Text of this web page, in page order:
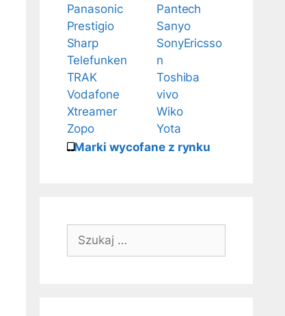
Panasonic
Prestigio
Sharp
Telefunken
TRAK
Vodafone
Xtreamer
Zopo
Pantech
Sanyo
SonyEricsso
n
Toshiba
vivo
Wiko
Yota
Marki wycofane z rynku
Szukaj: